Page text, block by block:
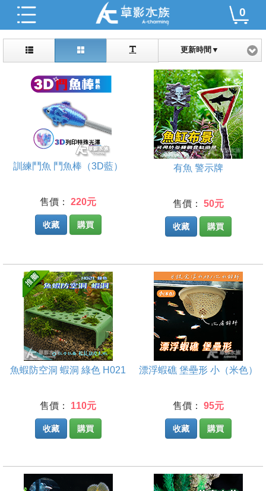
0
更新時間▼
訓練鬥魚 鬥魚棒（3D藍）
售價： 220元
收藏 購買
有魚 警示牌
售價： 50元
收藏 購買
魚蝦防空洞 蝦洞 綠色 H021
售價： 110元
收藏 購買
漂浮蝦礁 堡壘形 小（米色）
售價： 95元
收藏 購買